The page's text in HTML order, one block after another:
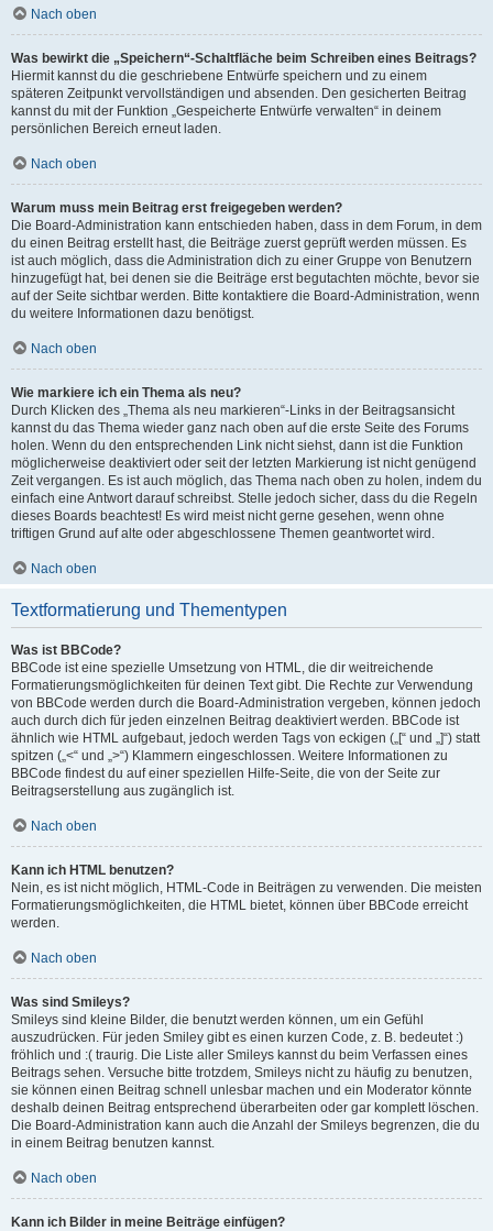
Nach oben
Was bewirkt die „Speichern“-Schaltfläche beim Schreiben eines Beitrags?
Hiermit kannst du die geschriebene Entwürfe speichern und zu einem
späteren Zeitpunkt vervollständigen und absenden. Den gesicherten Beitrag
kannst du mit der Funktion „Gespeicherte Entwürfe verwalten“ in deinem
persönlichen Bereich erneut laden.
Nach oben
Warum muss mein Beitrag erst freigegeben werden?
Die Board-Administration kann entschieden haben, dass in dem Forum, in dem
du einen Beitrag erstellt hast, die Beiträge zuerst geprüft werden müssen. Es
ist auch möglich, dass die Administration dich zu einer Gruppe von Benutzern
hinzugefügt hat, bei denen sie die Beiträge erst begutachten möchte, bevor sie
auf der Seite sichtbar werden. Bitte kontaktiere die Board-Administration, wenn
du weitere Informationen dazu benötigst.
Nach oben
Wie markiere ich ein Thema als neu?
Durch Klicken des „Thema als neu markieren“-Links in der Beitragsansicht
kannst du das Thema wieder ganz nach oben auf die erste Seite des Forums
holen. Wenn du den entsprechenden Link nicht siehst, dann ist die Funktion
möglicherweise deaktiviert oder seit der letzten Markierung ist nicht genügend
Zeit vergangen. Es ist auch möglich, das Thema nach oben zu holen, indem du
einfach eine Antwort darauf schreibst. Stelle jedoch sicher, dass du die Regeln
dieses Boards beachtest! Es wird meist nicht gerne gesehen, wenn ohne
triftigen Grund auf alte oder abgeschlossene Themen geantwortet wird.
Nach oben
Textformatierung und Thementypen
Was ist BBCode?
BBCode ist eine spezielle Umsetzung von HTML, die dir weitreichende
Formatierungsmöglichkeiten für deinen Text gibt. Die Rechte zur Verwendung
von BBCode werden durch die Board-Administration vergeben, können jedoch
auch durch dich für jeden einzelnen Beitrag deaktiviert werden. BBCode ist
ähnlich wie HTML aufgebaut, jedoch werden Tags von eckigen („[“ und „]“) statt
spitzen („<“ und „>“) Klammern eingeschlossen. Weitere Informationen zu
BBCode findest du auf einer speziellen Hilfe-Seite, die von der Seite zur
Beitragserstellung aus zugänglich ist.
Nach oben
Kann ich HTML benutzen?
Nein, es ist nicht möglich, HTML-Code in Beiträgen zu verwenden. Die meisten
Formatierungsmöglichkeiten, die HTML bietet, können über BBCode erreicht
werden.
Nach oben
Was sind Smileys?
Smileys sind kleine Bilder, die benutzt werden können, um ein Gefühl
auszudrücken. Für jeden Smiley gibt es einen kurzen Code, z. B. bedeutet :)
fröhlich und :( traurig. Die Liste aller Smileys kannst du beim Verfassen eines
Beitrags sehen. Versuche bitte trotzdem, Smileys nicht zu häufig zu benutzen,
sie können einen Beitrag schnell unlesbar machen und ein Moderator könnte
deshalb deinen Beitrag entsprechend überarbeiten oder gar komplett löschen.
Die Board-Administration kann auch die Anzahl der Smileys begrenzen, die du
in einem Beitrag benutzen kannst.
Nach oben
Kann ich Bilder in meine Beiträge einfügen?